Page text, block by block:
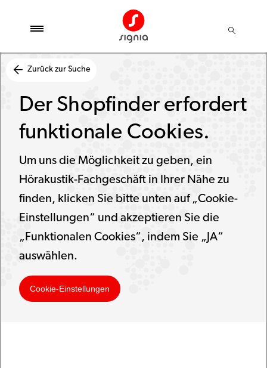
Zurück zur Suche
Der Shopfinder erfordert
funktionale Cookies.
Um uns die Möglichkeit zu geben, ein
Hörakustik-Fachgeschäft in Ihrer Nähe zu
finden, klicken Sie bitte unten auf „Cookie-
Einstellungen“ und akzeptieren Sie die
„Funktionalen Cookies“, indem Sie „JA“
auswählen.
Cookie-Einstellungen